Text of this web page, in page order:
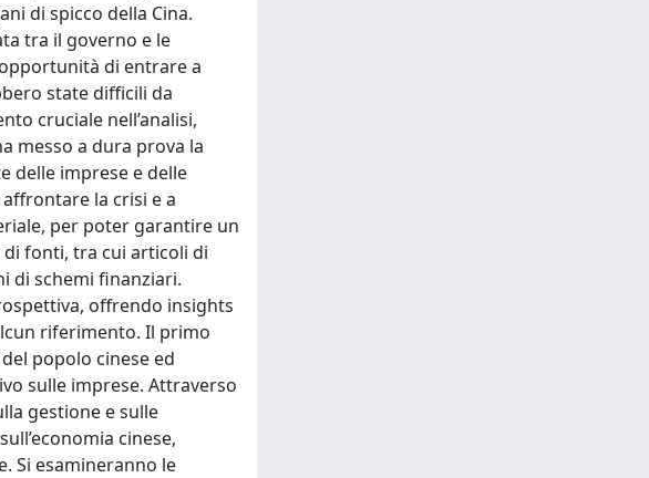
di spicco della Cina.
tra il governo e le
di entrare a
state difficili da
cruciale nell’analisi,
messo a dura prova la
delle imprese e delle
la crisi e a
per poter garantire un
fonti, tra cui articoli di
di schemi finanziari.
offrendo insights
riferimento. Il primo
popolo cinese ed
sulle imprese. Attraverso
gestione e sulle
cinese,
Si esamineranno le